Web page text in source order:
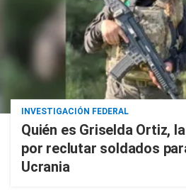
INVESTIGACIÓN FEDERAL
Quién es Griselda Ortiz,
por reclutar soldados
Ucrania